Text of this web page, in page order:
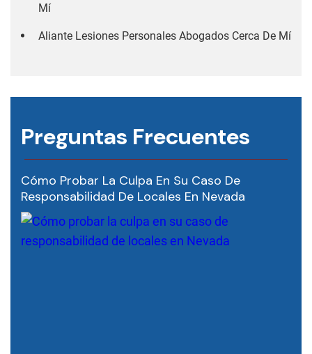
Mí
Aliante Lesiones Personales Abogados Cerca De Mí
Preguntas Frecuentes
Cómo Probar La Culpa En Su Caso De
Responsabilidad De Locales En Nevada